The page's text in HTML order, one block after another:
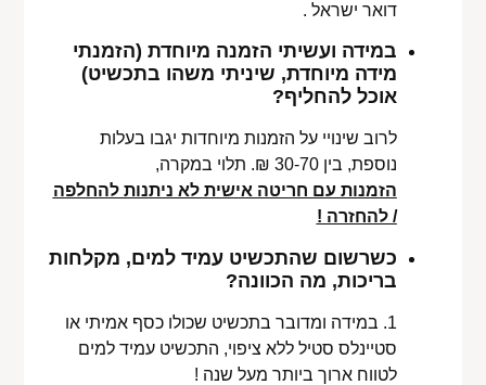
דואר ישראל .
במידה ועשיתי הזמנה מיוחדת (הזמנתי
מידה מיוחדת, שיניתי משהו בתכשיט)
אוכל להחליף?
לרוב שינויי על הזמנות מיוחדות יגבו בעלות
נוספת, בין 30-70 ₪. תלוי במקרה,
הזמנות עם חריטה אישית לא ניתנות להחלפה
/ להחזרה !
כשרשום שהתכשיט עמיד למים, מקלחות
בריכות, מה הכוונה?
1. במידה ומדובר בתכשיט שכולו כסף אמיתי או
סטיינלס סטיל ללא ציפוי, התכשיט עמיד למים
לטווח ארוך ביותר מעל שנה !